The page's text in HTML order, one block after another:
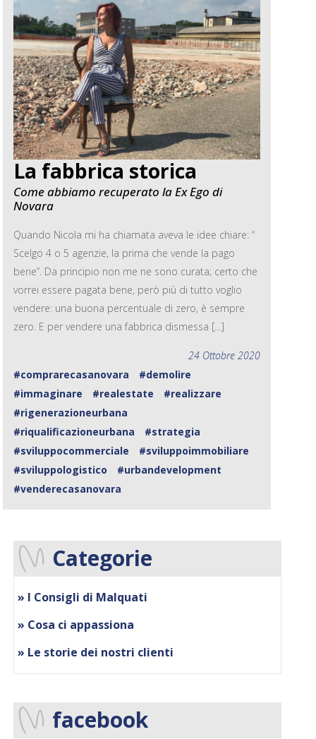
La fabbrica storica
Come abbiamo recuperato la Ex Ego di
Novara
Quando Nicola mi ha chiamata aveva le idee chiare: “
Scelgo 4 o 5 agenzie, la prima che vende la pago
bene”. Da principio non me ne sono curata; certo che
vorrei essere pagata bene, però più di tutto voglio
vendere: una buona percentuale di zero, è sempre
zero. E per vendere una fabbrica dismessa […]
24 Ottobre 2020
#comprarecasanovara
#demolire
#immaginare
#realestate
#realizzare
#rigenerazioneurbana
#riqualificazioneurbana
#strategia
#sviluppocommerciale
#sviluppoimmobiliare
#sviluppologistico
#urbandevelopment
#venderecasanovara
Categorie
» I Consigli di Malquati
» Cosa ci appassiona
» Le storie dei nostri clienti
facebook